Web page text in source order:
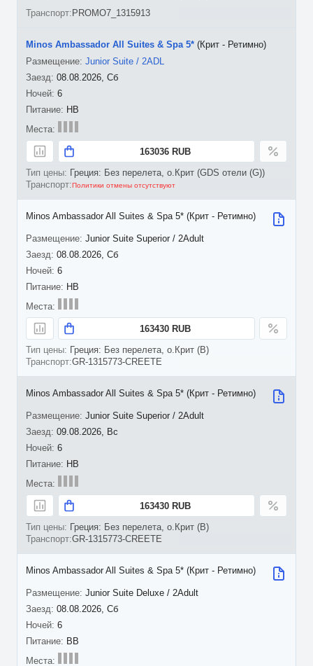
PROMO7_1315913
08.08.2026, Сб
6
Minos Ambassador All Suites & Spa 5* (Крит - Ретимно)
Junior Suite / 2ADL
HB
163036 RUB
Греция: Без перелета, о.Крит (GDS отели (G))
Политики отмены отсутствуют
08.08.2026, Сб
6
Minos Ambassador All Suites & Spa 5* (Крит - Ретимно)
Junior Suite Superior / 2Adult
HB
163430 RUB
Греция: Без перелета, о.Крит (B)
GR-1315773-CREETE
09.08.2026, Вс
6
Minos Ambassador All Suites & Spa 5* (Крит - Ретимно)
Junior Suite Superior / 2Adult
HB
163430 RUB
Греция: Без перелета, о.Крит (B)
GR-1315773-CREETE
08.08.2026, Сб
6
Minos Ambassador All Suites & Spa 5* (Крит - Ретимно)
Junior Suite Deluxe / 2Adult
BB